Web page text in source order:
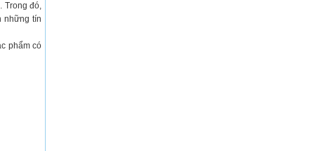
Trong đó,
những tín
phẩm có